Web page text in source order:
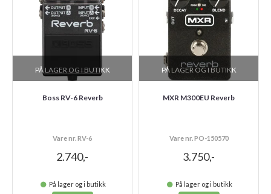
PÅ LAGER OG I BUTIKK
Boss RV-6 Reverb
Vare nr. RV-6
2.740,-
På lager og i butikk
PÅ LAGER OG I BUTIKK
MXR M300EU Reverb
Vare nr. PO-150570
3.750,-
På lager og i butikk